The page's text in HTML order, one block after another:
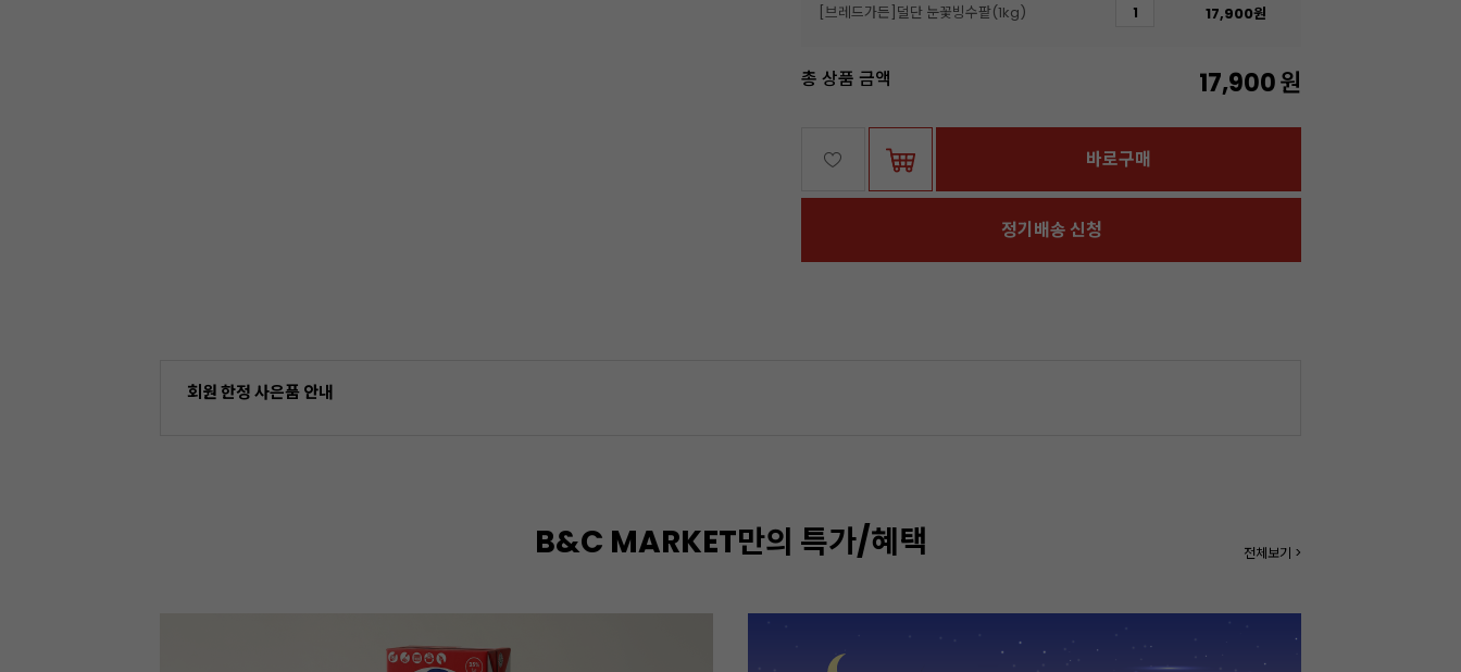
[브레드가든]덜단 눈꽃빙수팥(1kg) 17,900원
총 상품 금액 17,900원
바로구매
정기배송 신청
회원 한정 사은품 안내
B&C MARKET만의 특가/혜택 전체보기 >